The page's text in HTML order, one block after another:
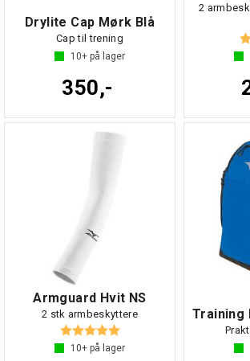
Drylite Cap Mørk Blå
Cap til trening
10+ på lager
350,-
2
Armguard Hvit NS
2 stk armbeskyttere
Karakter: 5.0 av 5 mulige
10+ på lager